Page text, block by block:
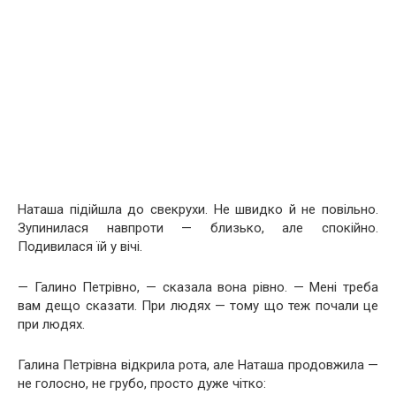
Наташа підійшла до свекрухи. Не швидко й не повільно.
Зупинилася навпроти — близько, але спокійно.
Подивилася їй у вічі.
— Галино Петрівно, — сказала вона рівно. — Мені треба
вам дещо сказати. При людях — тому що теж почали це
при людях.
Галина Петрівна відкрила рота, але Наташа продовжила —
не голосно, не грубо, просто дуже чітко: